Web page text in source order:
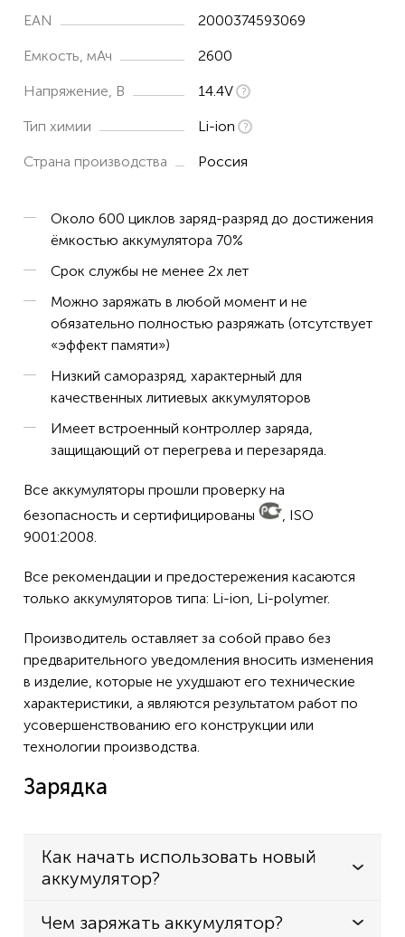
Conga 1590
Devvis A3
E.ziclean Tornado v2
Genio Profi 260, Deluxe 370
Gutrend ECHO 520, G520B, 610 Lens
Honor Choice R1
LINNBERG AQUA
Panda iPlus S5
Polaris PVCR-0920WV Rufer
Proscenic
Summer P1S
Summer P2S
790TS
780TS
790T
780T
790
880L
820P
800T
811gb
EAN 2000374593069
Емкость, мАч 2600
Напряжение, В 14.4V
Тип химии Li-ion
Страна производства Россия
Около 600 циклов заряд-разряд до достижения
ёмкостью аккумулятора 70%
Срок службы не менее 2х лет
Можно заряжать в любой момент и не
обязательно полностью разряжать (отсутствует
«эффект памяти»)
Низкий саморазряд, характерный для
качественных литиевых аккумуляторов
Имеет встроенный контроллер заряда,
защищающий от перегрева и перезаряда.
Все аккумуляторы прошли проверку на
безопасность и сертифицированы
, ISO
9001:2008.
Все рекомендации и предостережения касаются
только аккумуляторов типа: Li-ion, Li-polymer.
Производитель оставляет за собой право без
предварительного уведомления вносить изменения
в изделие, которые не ухудшают его технические
характеристики, а являются результатом работ по
усовершенствованию его конструкции или
технологии производства.
Зарядка
Как начать использовать новый
аккумулятор?
Чем заряжать аккумулятор?